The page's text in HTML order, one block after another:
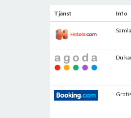
Tjänst Info
Du